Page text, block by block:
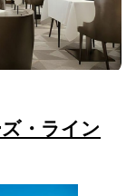
・ライン